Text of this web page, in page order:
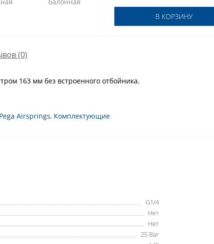
В КОРЗИНУ
(0)
163 мм без встроенного отбойника.
Pega Airsprings, Комплектующие
G1/4
Нет
Нет
25 Bar